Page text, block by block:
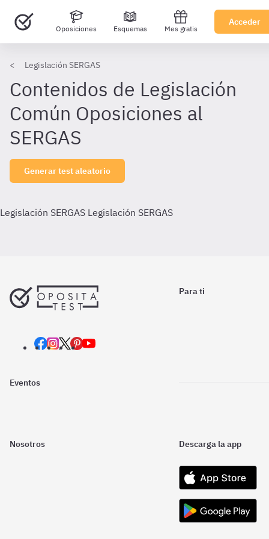
Oposiciones Esquemas Mes gratis
Acceder
Legislación SERGAS
Contenidos de Legislación
Común Oposiciones al
SERGAS
Generar test aleatorio
Legislación SERGAS Legislación SERGAS
Para ti
Eventos
Nosotros Descarga la app